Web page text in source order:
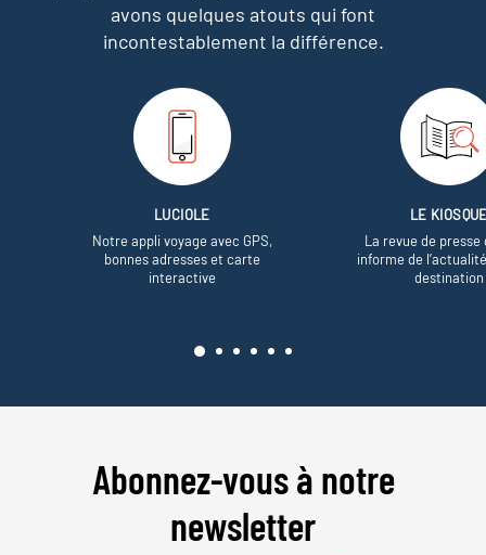
avons quelques atouts qui font
incontestablement la différence.
LUCIOLE
Notre appli voyage avec GPS,
bonnes adresses et carte
interactive
LE
La revue de presse
informe de
destination
Abonnez-vous à notre
newsletter